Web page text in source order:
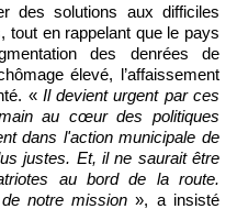
des solutions aux difficiles
tout en rappelant que le pays
des denrées de
élevé, l’affaissement
« Il devient urgent par ces
au cœur des politiques
dans l'action municipale de
justes. Et, il ne saurait être
au bord de la route.
notre mission», a insisté